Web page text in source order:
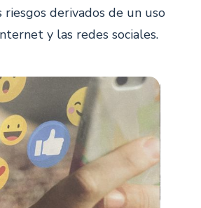
riesgos derivados de un uso
y las redes sociales.